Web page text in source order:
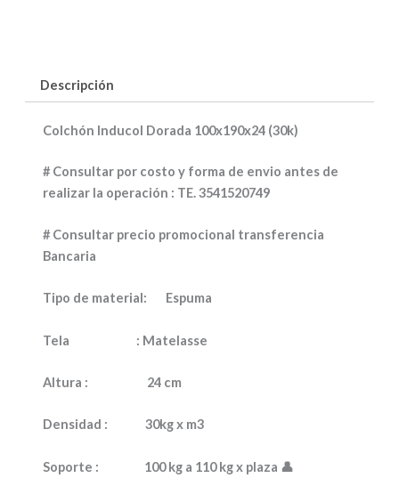
Descripción
Colchón Inducol Dorada 100x190x24 (30k)
# Consultar por costo y forma de envio antes de
realizar la operación : TE. 3541520749
# Consultar precio promocional transferencia
Bancaria
Tipo de material: Espuma
Tela : Matelasse
Altura : 24 cm
Densidad : 30kg x m3
Soporte : 100 kg a 110 kg x plaza 👤